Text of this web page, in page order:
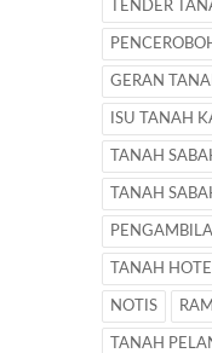
TENDER
GERAN
ISU TANAH
TANAH
TANAH
TANAH
NOTIS
TANAH